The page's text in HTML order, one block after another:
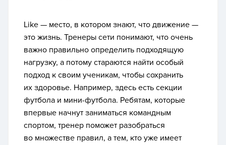
Like — место, в котором знают, что движение —
это жизнь. Тренеры сети понимают, что очень
важно правильно определить подходящую
нагрузку, а потому стараются найти особый
подход к своим ученикам, чтобы сохранить
их здоровье. Например, здесь есть секции
футбола и мини-футбола. Ребятам, которые
впервые начнут заниматься командным
спортом, тренер поможет разобраться
во множестве правил, а тем, кто уже имеет